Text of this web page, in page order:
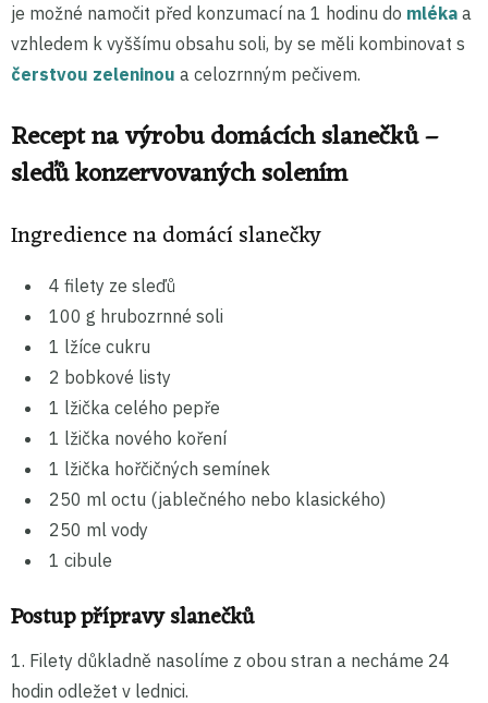
je možné namočit před konzumací na 1 hodinu do mléka a
vzhledem k vyššímu obsahu soli, by se měli kombinovat s
čerstvou zeleninou a celozrnným pečivem.
Recept na výrobu domácích slanečků –
sleďů konzervovaných solením
Ingredience na domácí slanečky
4 filety ze sleďů
100 g hrubozrnné soli
1 lžíce cukru
2 bobkové listy
1 lžička celého pepře
1 lžička nového koření
1 lžička hořčičných semínek
250 ml octu (jablečného nebo klasického)
250 ml vody
1 cibule
Postup přípravy slanečků
1. Filety důkladně nasolíme z obou stran a necháme 24
hodin odležet v lednici.